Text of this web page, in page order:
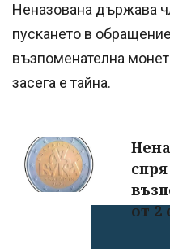
Неназована държава
пускането в
възпоменателна
засега е тайна.
от 2